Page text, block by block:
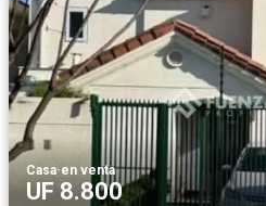
Casa·en venta
UF 8.800